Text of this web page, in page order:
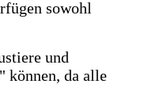
sowohl
und
können, da alle